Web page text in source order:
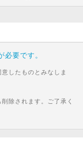
必要です。
したものとみなしま
除されます。ご了承く